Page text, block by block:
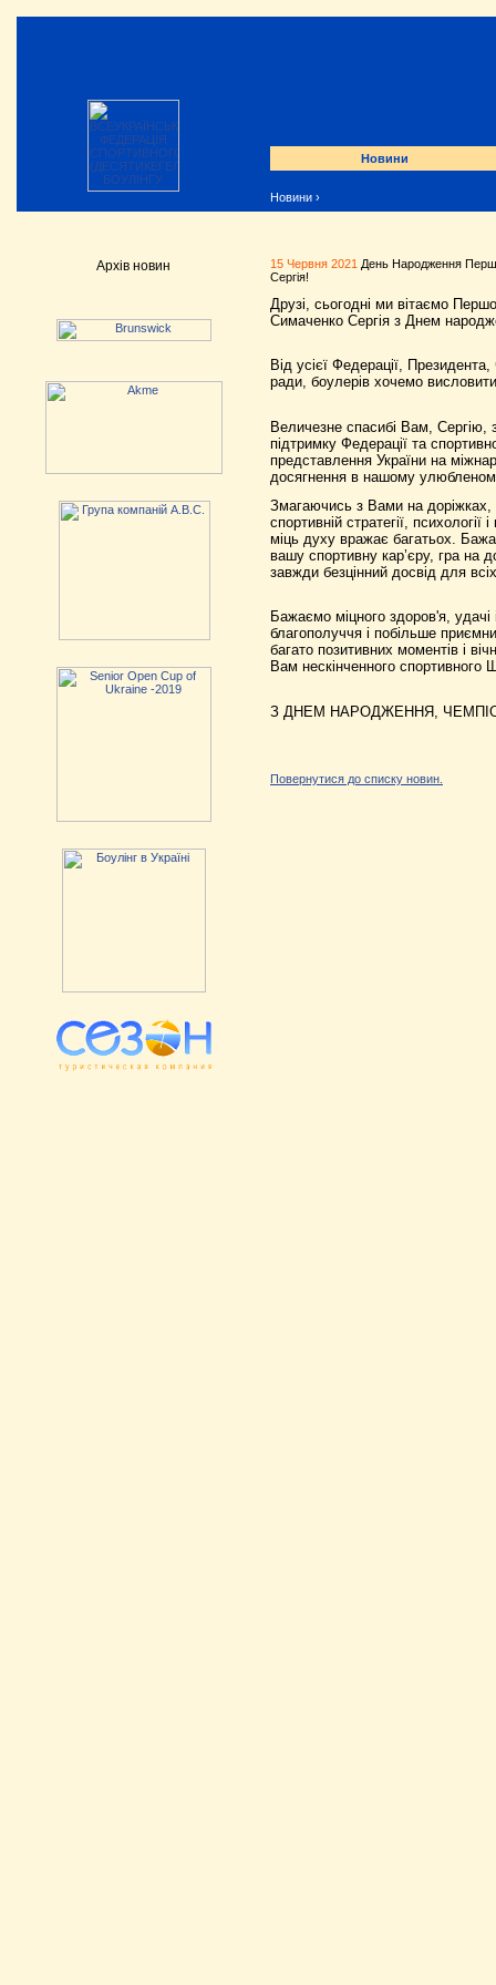
Новини
Новини ›
Архів новин 15 Червня 2021 День Народження
Сергія!
Друзі, сьогодні ми вітаємо
Симаченко Сергія з Днем
Від усієї Федерації,
ради, боулерів хочемо
Величезне спасибі Вам, Сергію,
підтримку Федерації та
представлення України на
досягнення в нашому
Змагаючись з Вами на
спортивній стратегії,
міць духу вражає багатьох.
вашу спортивну кар’єру, гра на
завжди безцінний досвід для
Бажаємо міцного здоров'я, удачі
благополуччя і побільше
багато позитивних моментів і
Вам нескінченного
З ДНЕМ НАРОДЖЕННЯ,
Повернутися до списку новин.